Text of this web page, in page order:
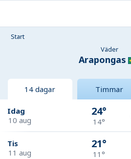
Start
Väder
Arapongas
14 dagar Timmar
Idag
10 aug
24°
14°
Tis
11 aug
21°
11°